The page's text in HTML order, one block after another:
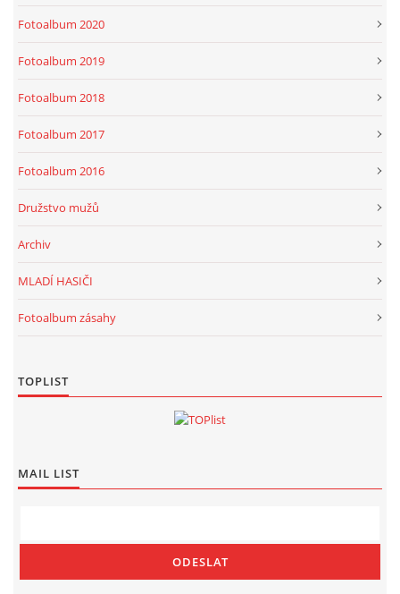
Fotoalbum 2020
Fotoalbum 2019
Fotoalbum 2018
Fotoalbum 2017
Fotoalbum 2016
Družstvo mužů
Archiv
MLADÍ HASIČI
Fotoalbum zásahy
TOPLIST
MAIL LIST